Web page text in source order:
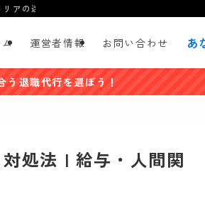
アの迷い…そんな経験や感情を共有し、一緒
運営者情報 お問い合わせ あ
う退職代行を選ぼう！
対処法 | 給与・人間関